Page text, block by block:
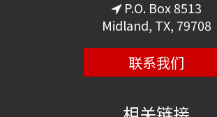
P.O. Box 8513
Midland, TX, 79708
联系我们